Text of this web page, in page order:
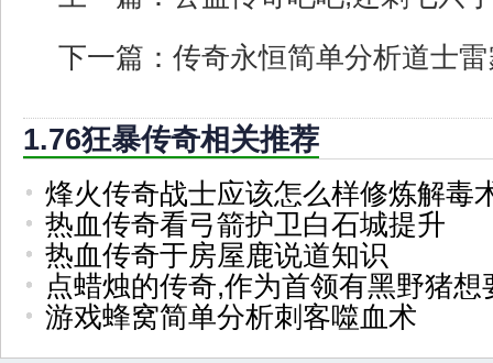
下一篇： 传奇永恒简单分析道士
1.76狂暴传奇相关推荐
烽火传奇战士应该怎么样修炼解毒
热血传奇看弓箭护卫白石城提升
热血传奇于房屋鹿说道知识
点蜡烛的传奇,作为首领有黑野猪想
游戏蜂窝简单分析刺客噬血术